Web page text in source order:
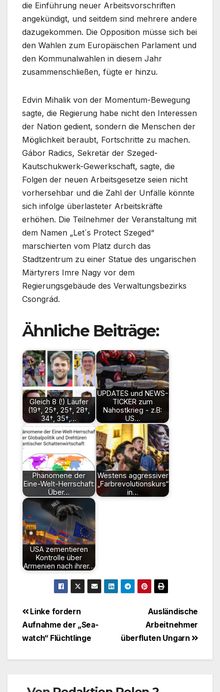
die Einführung neuer Arbeitsvorschriften
angekündigt, und seitdem sind mehrere andere
dazugekommen. Die Opposition müsse sich bei
den Wahlen zum Europäischen Parlament und
den Kommunalwahlen in diesem Jahr
zusammenschließen, fügte er hinzu.
Edvin Mihalik von der Momentum-Bewegung
sagte, die Regierung habe nicht den Interessen
der Nation gedient, sondern die Menschen der
Möglichkeit beraubt, Fortschritte zu machen.
Gábor Radics, Sekretär der Szeged-
Kautschukwerk-Gewerkschaft, sagte, die
Folgen der neuen Arbeitsgesetze seien nicht
vorhersehbar und die Zahl der Unfälle könnte
sich infolge überlasteter Arbeitskräfte
erhöhen. Die Teilnehmer der Veranstaltung mit
dem Namen „Let´s Protect Szeged“
marschierten vom Platz durch das
Stadtzentrum zu einer Statue des ungarischen
Märtyrers Imre Nagy vor dem
Regierungsgebäude des Verwaltungsbezirks
Csongrád.
Ähnliche Beiträge:
Gleich 8 (!) Läufer
(19†, 25†, 25†, 28†,
34†, 35†,…
UPDATES und NEWS-
TICKER zum
Nahostkrieg - z.B:
US…
Phänomene der
Eine-Welt-Herrschaft:
Über…
Westens aggressiver
„Farbrevolutionskurs“
in…
USA zementieren
Kontrolle über
Armenien nach ihrer…
BeitragsnavigationAusländische
Arbeitnehmer
überfluten Ungarn
Linke fordern
Aufnahme der „Sea-
watch“ Flüchtlinge